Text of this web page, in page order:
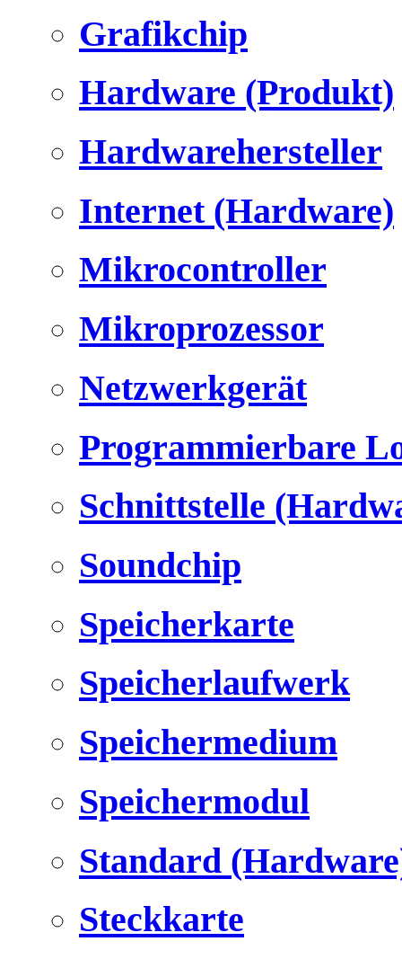
Grafikchip
Hardware (Produkt)
Hardwarehersteller
Internet (Hardware)
Mikrocontroller
Mikroprozessor
Netzwerkgerät
Programmierbare
Schnittstelle
Soundchip
Speicherkarte
Speicherlaufwerk
Speichermedium
Speichermodul
Standard
Steckkarte